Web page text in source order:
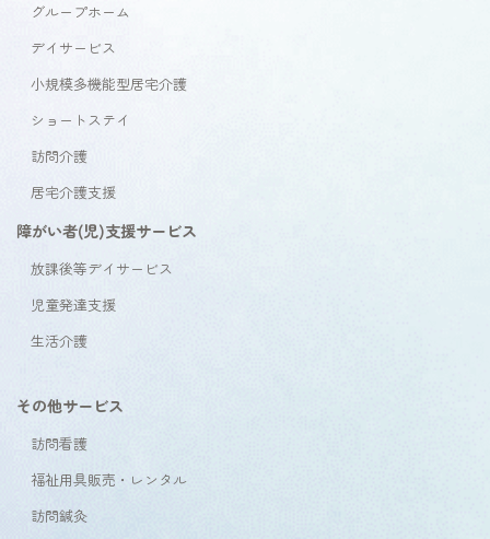
グループホーム
デイサービス
小規模多機能型居宅介護
ショートステイ
訪問介護
居宅介護支援
障がい者(児)支援サービス
放課後等デイサービス
児童発達支援
生活介護
その他サービス
訪問看護
福祉用具販売・レンタル
訪問鍼灸